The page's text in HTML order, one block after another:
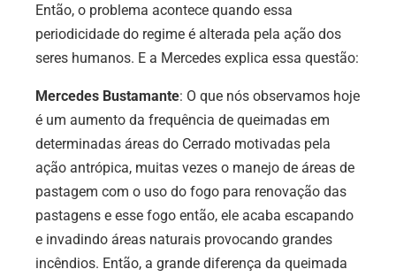
Então, o problema acontece quando essa
periodicidade do regime é alterada pela ação dos
seres humanos. E a Mercedes explica essa questão:
Mercedes Bustamante: O que nós observamos hoje
é um aumento da frequência de queimadas em
determinadas áreas do Cerrado motivadas pela
ação antrópica, muitas vezes o manejo de áreas de
pastagem com o uso do fogo para renovação das
pastagens e esse fogo então, ele acaba escapando
e invadindo áreas naturais provocando grandes
incêndios. Então, a grande diferença da queimada